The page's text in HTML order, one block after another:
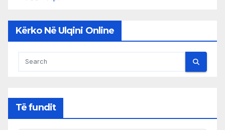
Kërko Në Ulqini Online
Të fundit